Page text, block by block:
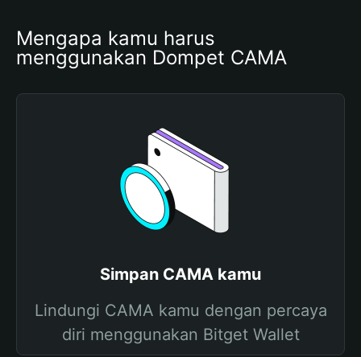
Mengapa kamu harus
menggunakan Dompet CAMA
Simpan CAMA kamu
Lindungi CAMA kamu dengan percaya
diri menggunakan Bitget Wallet